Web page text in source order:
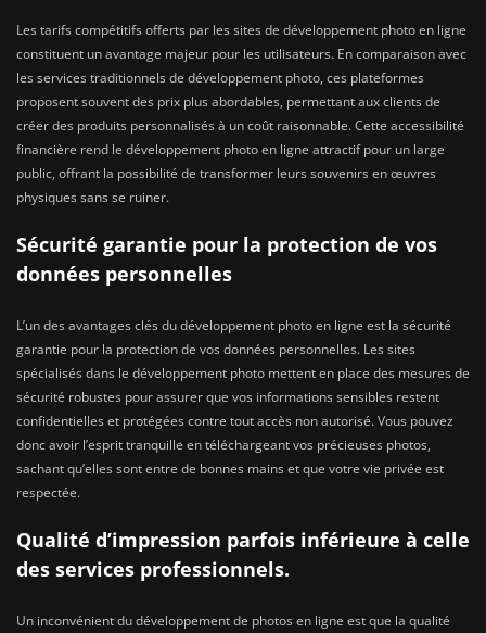
Les tarifs compétitifs offerts par les sites de développement photo en ligne
constituent un avantage majeur pour les utilisateurs. En comparaison avec
les services traditionnels de développement photo, ces plateformes
proposent souvent des prix plus abordables, permettant aux clients de
créer des produits personnalisés à un coût raisonnable. Cette accessibilité
financière rend le développement photo en ligne attractif pour un large
public, offrant la possibilité de transformer leurs souvenirs en œuvres
physiques sans se ruiner.
Sécurité garantie pour la protection de vos
données personnelles
L’un des avantages clés du développement photo en ligne est la sécurité
garantie pour la protection de vos données personnelles. Les sites
spécialisés dans le développement photo mettent en place des mesures de
sécurité robustes pour assurer que vos informations sensibles restent
confidentielles et protégées contre tout accès non autorisé. Vous pouvez
donc avoir l’esprit tranquille en téléchargeant vos précieuses photos,
sachant qu’elles sont entre de bonnes mains et que votre vie privée est
respectée.
Qualité d’impression parfois inférieure à celle
des services professionnels.
Un inconvénient du développement de photos en ligne est que la qualité